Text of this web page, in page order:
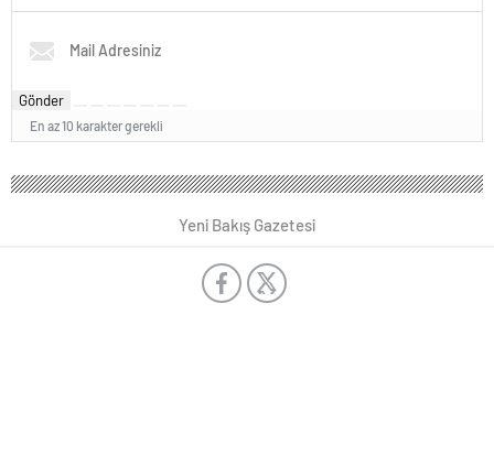
Gönder
En az 10 karakter gerekli
Yeni Bakış Gazetesi